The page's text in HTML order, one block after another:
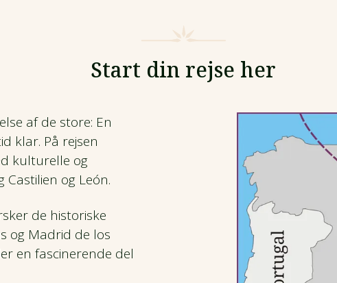
Start din rejse her
af de store: En
klar. På rejsen
kulturelle og
og León.
de historiske
og Madrid de los
en fascinerende del